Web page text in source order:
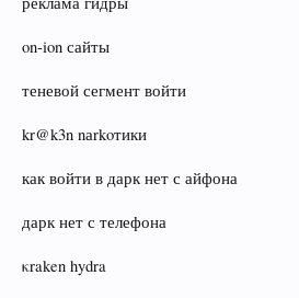
on‑ion сайты
теневой сегмент войти
kr@k3n nаrkoтики
как войти в дарк нет с айфона
дарк нет с телефона
κraken hydra